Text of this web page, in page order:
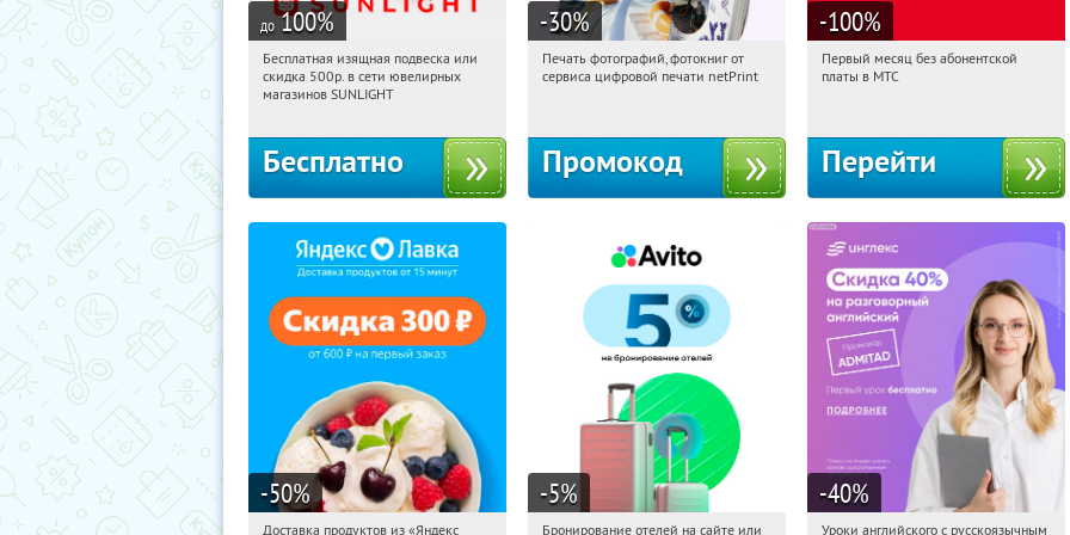
до 100%
00:03:50 Получили:
Россия
Бесплатная изящная подвеска или
скидка 500р. в сети ювелирных
магазинов SUNLIGHT
Бесплатно
-30%
00:03:50 Получили:
Печать фотографий, фотокниг от
сервиса цифровой печати netPrint
Промокод
-100%
00:03:50
Получи первым!
Первый месяц без абонентской
платы в МТС
Перейти
-50%
Доставка продуктов из «Яндекс
-5%
Бронирование отелей на сайте или
-40%
Уроки английского с русскоязычным